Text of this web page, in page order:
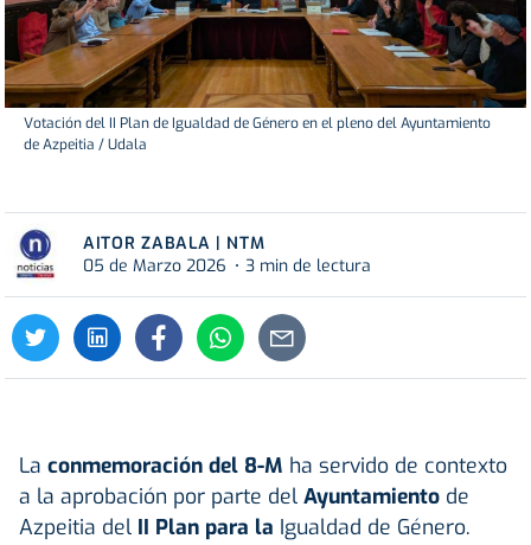
Votación del II Plan de Igualdad de Género en el pleno del Ayuntamiento
de Azpeitia / Udala
AITOR ZABALA | NTM
05 de Marzo 2026
3 min de lectura
La conmemoración del 8-M ha servido de contexto
a la aprobación por parte del Ayuntamiento de
Azpeitia del II Plan para la Igualdad de Género.